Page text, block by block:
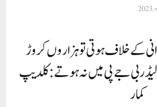
کے خلاف ہوتی تو ہزاروں کروڑ
بی جے پی میں نہ ہوتے: کلدیپ
کمار